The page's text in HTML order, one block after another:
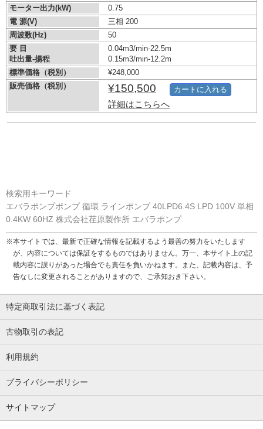
モーター出力(kW)
0.75
電 源(V)
三相 200
周波数(Hz)
50
要 目
吐出量-揚程
0.04m3/min-22.5m
0.15m3/min-12.2m
標準価格（税別）
¥248,000
販売価格（税別）
¥150,500
詳細はこちらへ
カートに入れる
検索用キーワード
エバラポンプポンプ 循環 ラインポンプ 40LPD6.4S LPD 100V 単相
0.4KW 60HZ 株式会社荏原製作所 エバラポンプ
※本サイトでは、最新で正確な情報を記載するよう最善の努力をいたします
が、内容については保証をするものではありません。万一、本サイト上の記
載内容に誤りがあった場合でも責任を負いかねます。また、記載内容は、予
告なしに変更されることがありますので、ご承知おき下さい。
特定商取引法に基づく表記
古物取引の表記
利用規約
プライバシーポリシー
サイトマップ